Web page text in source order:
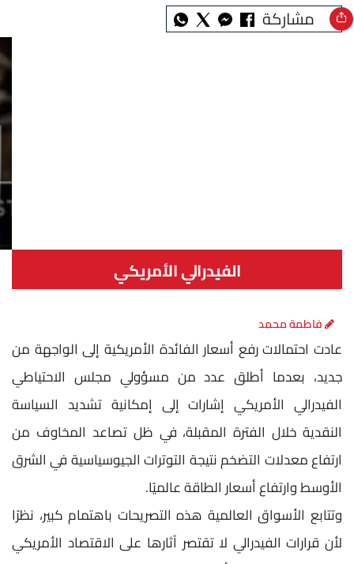
مشاركة
الفيدرالي الأمريكي
فاطمة محمد
عادت احتمالات رفع أسعار الفائدة الأمريكية إلى الواجهة من
جديد، بعدما أطلق عدد من مسؤولي مجلس الاحتياطي
الفيدرالي الأمريكي إشارات إلى إمكانية تشديد السياسة
النقدية خلال الفترة المقبلة، في ظل تصاعد المخاوف من
ارتفاع معدلات التضخم نتيجة التوترات الجيوسياسية في الشرق
الأوسط وارتفاع أسعار الطاقة عالميًا.
وتتابع الأسواق العالمية هذه التصريحات باهتمام كبير، نظرًا
لأن قرارات الفيدرالي لا تقتصر آثارها على الاقتصاد الأمريكي